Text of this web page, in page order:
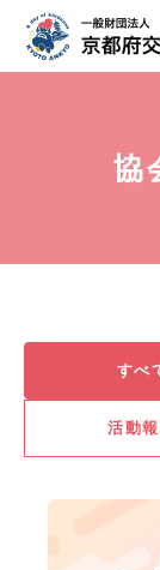
協
すべ
活動